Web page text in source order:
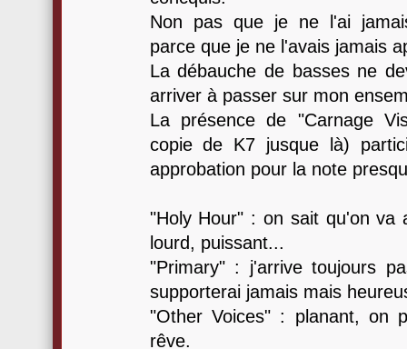
Non pas que je ne l'ai
parce que je ne l'avais jamais
La débauche de basses ne
arriver à passer sur mon
La présence de "Carnage
copie de K7 jusque là)
approbation pour la note
"Holy Hour" : on sait qu'on va
lourd, puissant...
"Primary" : j'arrive toujours
supporterai jamais mais
"Other Voices" : planant, on
rêve.